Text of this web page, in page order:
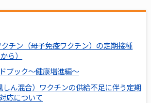
チン（母子免疫ワクチン）の定期接種
ら）
ブック～健康増進編～
しん混合）ワクチンの供給不足に伴う定期
応について